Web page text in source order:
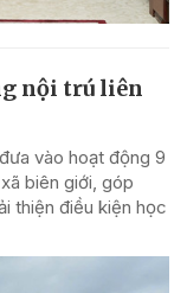
nội trú liên
vào hoạt động 9
biên giới, góp
thiện điều kiện học